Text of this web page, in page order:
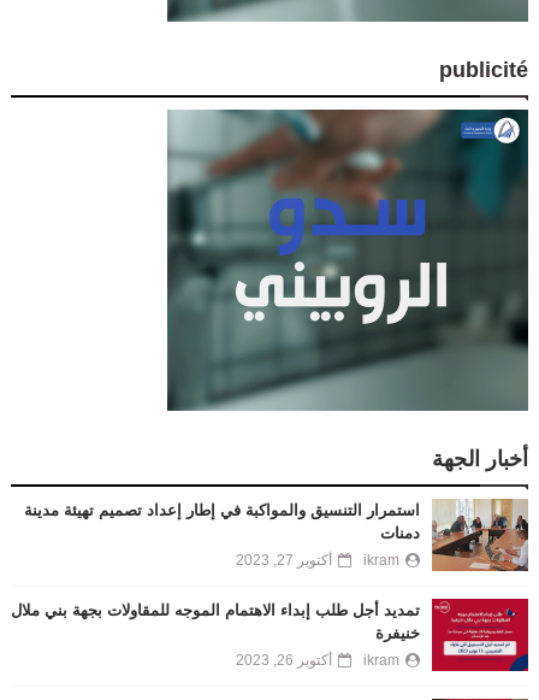
publicité
أخبار الجهة
استمرار التنسيق والمواكبة في إطار إعداد تصميم تهيئة مدينة
دمنات
ikram أكتوبر 27, 2023
تمديد أجل طلب إبداء الاهتمام الموجه للمقاولات بجهة بني ملال
خنيفرة
ikram أكتوبر 26, 2023